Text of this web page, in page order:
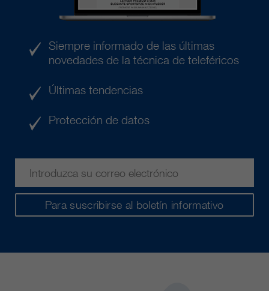
Para suscribirse al boletín informativo
Siempre informado de las últimas
novedades de la técnica de teleféricos
Últimas tendencias
Protección de datos